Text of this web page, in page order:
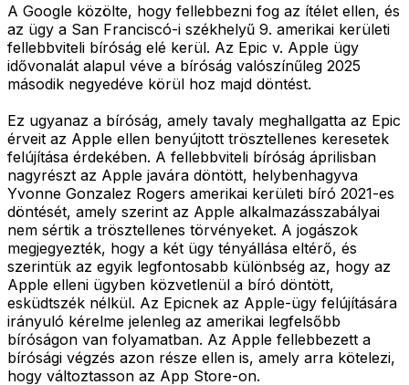
A Google közölte, hogy fellebbezni fog az ítélet ellen, és
az ügy a San Franciscó-i székhelyű 9. amerikai kerületi
fellebbviteli bíróság elé kerül. Az Epic v. Apple ügy
idővonalát alapul véve a bíróság valószínűleg 2025
második negyedéve körül hoz majd döntést.
Ez ugyanaz a bíróság, amely tavaly meghallgatta az Epic
érveit az Apple ellen benyújtott trösztellenes keresetek
felújítása érdekében. A fellebbviteli bíróság áprilisban
nagyrészt az Apple javára döntött, helybenhagyva
Yvonne Gonzalez Rogers amerikai kerületi bíró 2021-es
döntését, amely szerint az Apple alkalmazásszabályai
nem sértik a trösztellenes törvényeket. A jogászok
megjegyezték, hogy a két ügy tényállása eltérő, és
szerintük az egyik legfontosabb különbség az, hogy az
Apple elleni ügyben közvetlenül a bíró döntött,
esküdtszék nélkül. Az Epicnek az Apple-ügy felújítására
irányuló kérelme jelenleg az amerikai legfelsőbb
bíróságon van folyamatban. Az Apple fellebbezett a
bírósági végzés azon része ellen is, amely arra kötelezi,
hogy változtasson az App Store-on.